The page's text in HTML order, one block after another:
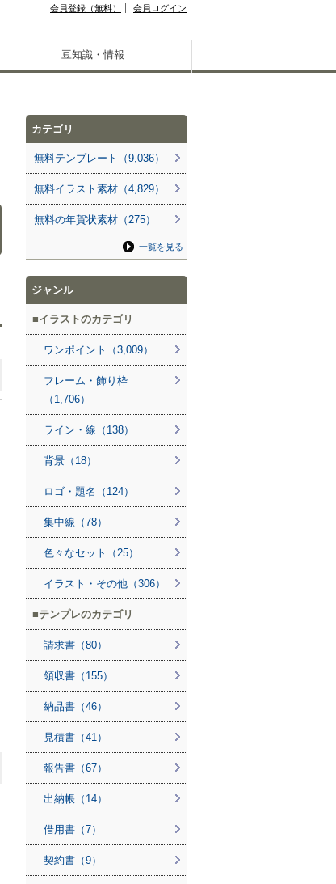
会員登録（無料） 会員ログイン
豆知識・情報
カテゴリ
無料テンプレート（9,036）
無料イラスト素材（4,829）
無料の年賀状素材（275）
一覧を見る
ジャンル
イラストのカテゴリ
ワンポイント（3,009）
フレーム・飾り枠
（1,706）
ライン・線（138）
背景（18）
ロゴ・題名（124）
集中線（78）
色々なセット（25）
イラスト・その他（306）
テンプレのカテゴリ
請求書（80）
領収書（155）
納品書（46）
見積書（41）
報告書（67）
出納帳（14）
借用書（7）
契約書（9）